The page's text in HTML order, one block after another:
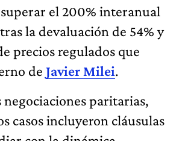
el 200% interanual
la devaluación de 54% y
precios regulados que
de Javier Milei.
negociaciones paritarias,
casos incluyeron cláusulas